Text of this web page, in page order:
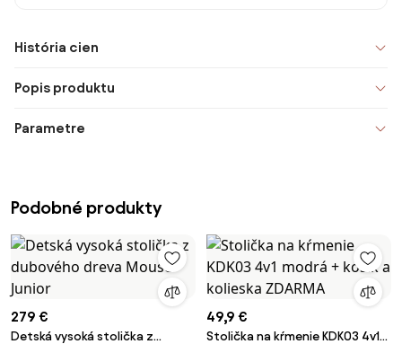
História cien
Popis produktu
Parametre
Podobné produkty
279 €
Detská vysoká stolička z
49,9 €
Stolička na kŕmenie KDK03 4v1